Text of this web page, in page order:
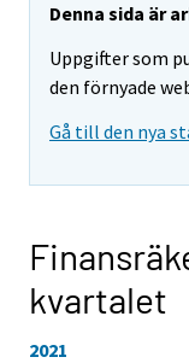
Denna sida är
Uppgifter som
den förnyade
Gå till den nya
kvartalet
2021